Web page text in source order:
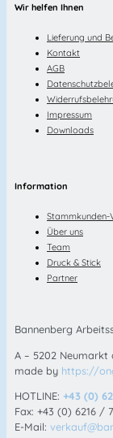
Wir helfen Ihnen
Lieferung und
Kontakt
AGB
Impressum
Downloads
Information
Stammkunden-
Über uns
Team
Druck & Stick
Partner
Bannenberg
A – 5202 Neumarkt
made by https://
HOTLINE: +43 (0)
Fax: +43 (0) 6216 /
E-Mail: